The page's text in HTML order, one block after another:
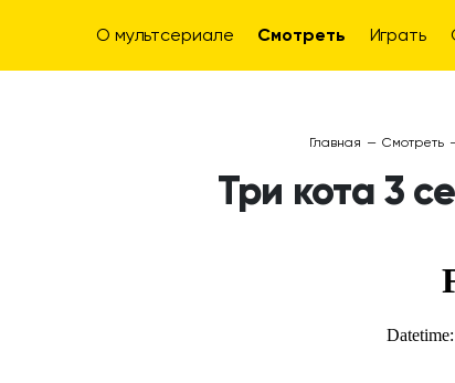
О мультсериале Смотреть Играть
Главная — Смотреть
Три кота 3